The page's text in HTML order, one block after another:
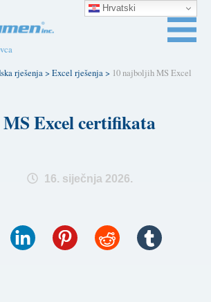
rješenja>Excel rješenja> 10 najboljih MS Excel
Excel certifikata
16. siječnja 2026.
Hrvatski